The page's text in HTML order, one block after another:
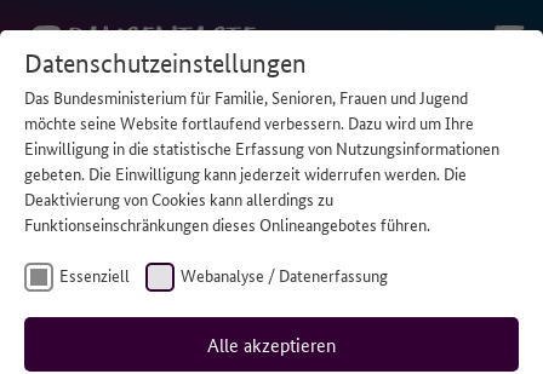
STARTSEITE/BUCHTIPP: WIR SIND DIE KINDER!
Datenschutzeinstellungen
Das Bundesministerium für Familie, Senioren, Frauen und Jugend
möchte seine Website fortlaufend verbessern. Dazu wird um Ihre
Einwilligung in die statistische Erfassung von Nutzungsinformationen
gebeten. Die Einwilligung kann jederzeit widerrufen werden. Die
Deaktivierung von Cookies kann allerdings zu
Funktionseinschränkungen dieses Onlineangebotes führen.
Essenziell Webanalyse / Datenerfassung
Alle akzeptieren